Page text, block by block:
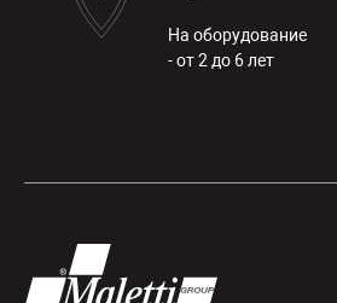
На оборудование
- от 2 до 6 лет